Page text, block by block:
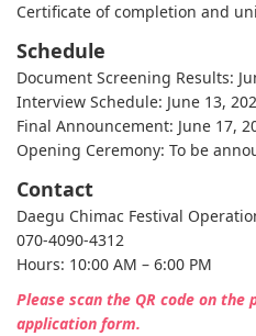
Certificate of completion and
Schedule
Document Screening Results:
Interview Schedule: June 13,
Final Announcement: June 17,
Opening Ceremony: To be
Contact
Daegu Chimac Festival
070-4090-4312
Hours: 10:00 AM – 6:00 PM
Please scan the QR code on
application form.